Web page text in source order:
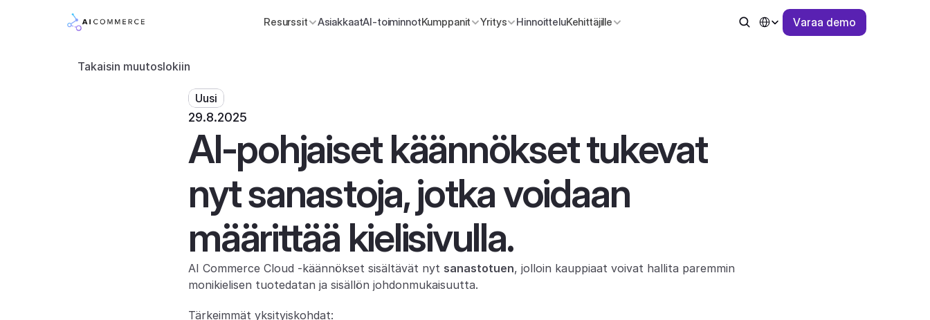
Resurssit AsiakkaatAI-toiminnotKumppanit Yritys HinnoitteluKehittäjille
Select Language
Varaa demo
Takaisin muutoslokiin
Uusi
29.8.2025
AI-pohjaiset käännökset tukevat
nyt sanastoja, jotka voidaan
määrittää kielisivulla.
AI Commerce Cloud -käännökset sisältävät nyt sanastotuen, jolloin kauppiaat voivat hallita paremmin
monikielisen tuotedatan ja sisällön johdonmukaisuutta.
Tärkeimmät yksityiskohdat: